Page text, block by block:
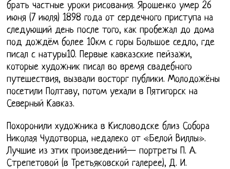
брать частные уроки рисования. Ярошенко умер 26
июня (7 июля) 1898 года от сердечного приступа на
следующий день после того, как пробежал до дома
под дождём более 10км с горы Большое седло, где
писал с натуры10. Первые кавказские пейзажи,
которые художник писал во время свадебного
путешествия, вызвали восторг публики. Молодожёны
посетили Полтаву, потом уехали в Пятигорск на
Северный Кавказ.
Похоронили художника в Кисловодске близ Собора
Николая Чудотворца, недалеко от «Белой Виллы».
Лучшие из этих произведений— портреты П. А.
Стрепетовой (в Третьяковской галерее), Д. И.